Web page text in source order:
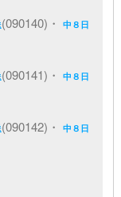
(090140)・中８日
(090141)・中８日
(090142)・中８日